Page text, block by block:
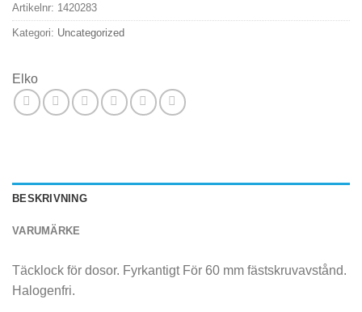
Artikelnr: 1420283
Kategori: Uncategorized
Elko
BESKRIVNING
VARUMÄRKE
Täcklock för dosor. Fyrkantigt För 60 mm fästskruvavstånd.
Halogenfri.